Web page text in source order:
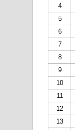
4
5
6
7
8
9
10
11
12
13